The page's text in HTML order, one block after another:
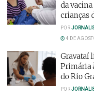
da
crianças
POR
4 DE
Gravataí
Primária
do Rio
POR